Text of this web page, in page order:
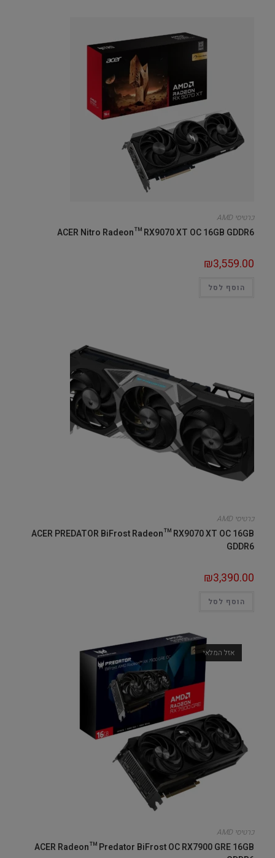
כרטיסי AMD
ACER Nitro Radeon™ RX9070 XT OC 16GB GDDR6
₪3,559.00
הוסף לסל
כרטיסי AMD
ACER PREDATOR BiFrost Radeon™ RX9070 XT OC 16GB
GDDR6
₪3,390.00
הוסף לסל
אזל המלאי
כרטיסי AMD
ACER Radeon™ Predator BiFrost OC RX7900 GRE 16GB